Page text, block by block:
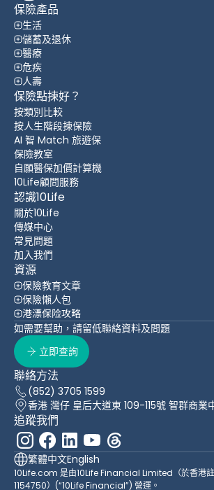
保險產品
生活
儲蓄及退休
醫療
危疾
人壽
保險點揀好？
按類別比較
按人生階段揀保險
AI 智 Match 旅遊保
保險教室
自願醫保加價計算機
10Life顧問服務
認識10Life
關於10Life
傳媒中心
常見問題
加入我們
資源
保險教育文章
保險懶人包
港漂保险攻略
如需要幫助，請留低聯絡資料及問題
立即查詢
聯絡方法
(852) 3705 1599
香港 灣仔 皇后大道東 109-115號 智群商業
追蹤我們
繁體中文English
10Life.com 是由10Life Financial Limited（於香港
1154750）(“10Life Financial”) 營運。